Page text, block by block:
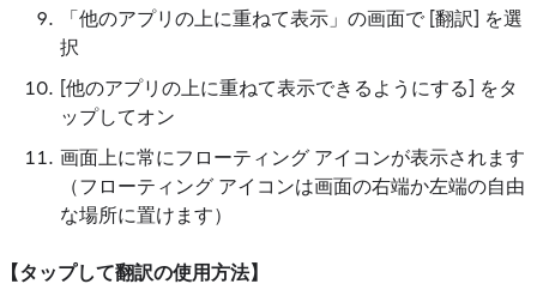
「他のアプリの上に重ねて表示」の画面で [翻訳] を選
択
[他のアプリの上に重ねて表示できるようにする] をタ
ップしてオン
画面上に常にフローティング アイコンが表示されます
（フローティング アイコンは画面の右端か左端の自由
な場所に置けます）
【タップして翻訳の使用方法】